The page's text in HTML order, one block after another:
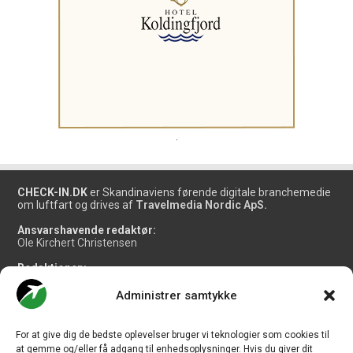
Administrer samtykke
For at give dig de bedste oplevelser bruger vi teknologier som cookies til
at gemme og/eller få adgang til enhedsoplysninger. Hvis du giver dit
CHECK-IN.DK er Skandinaviens førende digitale branchemedie
om luftfart og drives af Travelmedia Nordic ApS.
Ansvarshavende redaktør:
Ole Kirchert Christensen
Redaktionen:
Christian Granhøj Skouboe
Henrik Baumgarten
Danny Longhi Andreasen
Salg og jobannoncer: